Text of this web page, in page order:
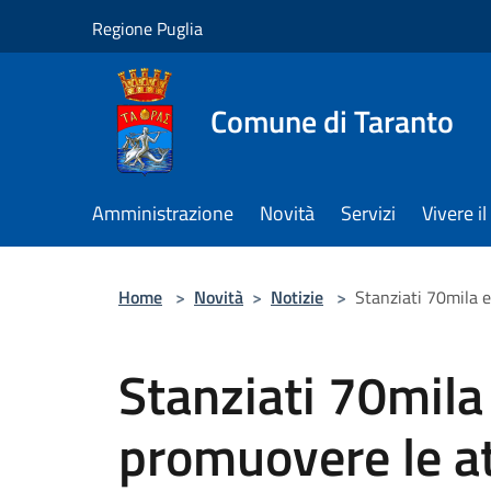
Regione Puglia
Comune di Taranto
Amministrazione Novità Servizi Vivere
Home > Novità > Notizie > Stanziati 70mila
Stanziati
promuovere le